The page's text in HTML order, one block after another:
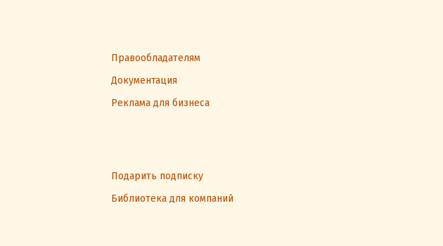
Правообладателям
Документация
Реклама для бизнеса
Подарить подписку
Библиотека для компаний